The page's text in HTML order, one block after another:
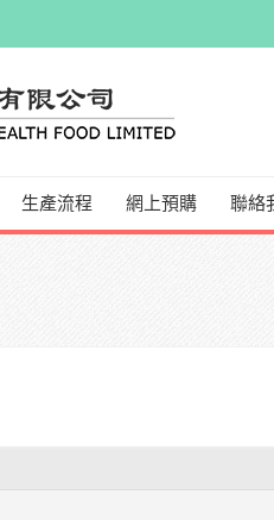
生產流程 網上預購 聯絡